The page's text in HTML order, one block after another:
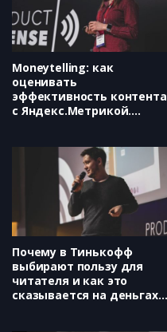
Moneytelling: как
оценивать
эффективность контента
с Яндекс.Метрикой.
Почему в Тинькофф
выбирают пользу для
читателя и как это
сказывается на деньгах.